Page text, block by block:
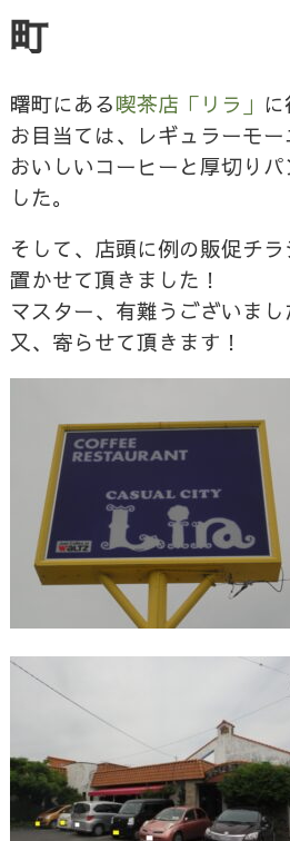
町
曙町にある喫茶店「リラ」
お目当ては、レギュラーモー
おいしいコーヒーと厚切り
した。
そして、店頭に例の販促チ
置かせて頂きました！
マスター、有難うございまし
又、寄らせて頂きます！